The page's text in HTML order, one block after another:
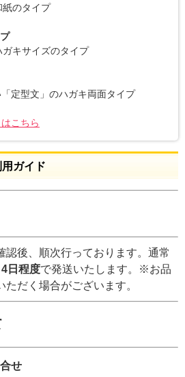
のタイプ
キサイズのタイプ
定型文」のハガキ両面タイプ
こちら
ガイド
認後、順次行っております。通常
日程度で発送いたします。※お品
だく場合がございます。
せ